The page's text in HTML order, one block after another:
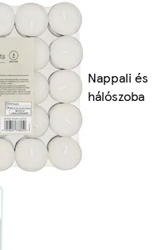
Nappali és
hálószoba